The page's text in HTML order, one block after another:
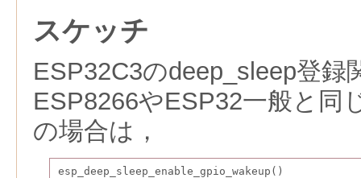
スケッチ
ESP32C3のdeep_sleep登録
ESP8266やESP32一般と同
の場合は，
esp_deep_sleep_enable_gpio_wakeup()